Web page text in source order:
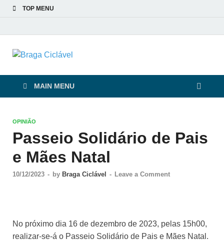
TOP MENU
Braga Ciclável
MAIN MENU
OPINIÃO
Passeio Solidário de Pais
e Mães Natal
10/12/2023 - by Braga Ciclável - Leave a Comment
No próximo dia 16 de dezembro de 2023, pelas 15h00,
realizar-se-á o Passeio Solidário de Pais e Mães Natal.